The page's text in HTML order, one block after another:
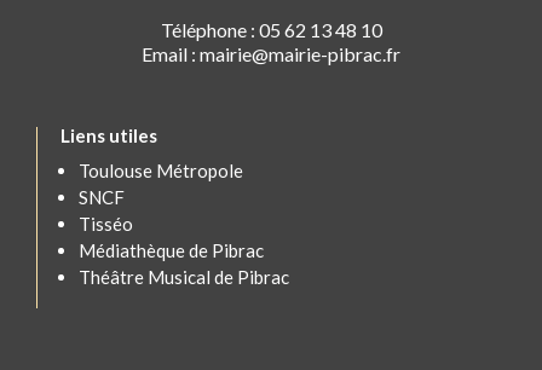
Téléphone : 05 62 13 48 10
Email : mairie@mairie-pibrac.fr
Liens utiles
Toulouse Métropole
SNCF
Tisséo
Médiathèque de Pibrac
Théâtre Musical de Pibrac